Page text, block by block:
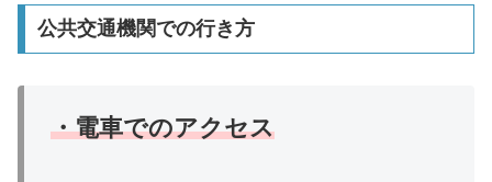
公共交通機関での行き方
・電車でのアクセス